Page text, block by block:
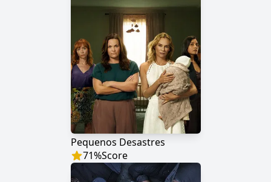
Pequenos Desastres
71%Score